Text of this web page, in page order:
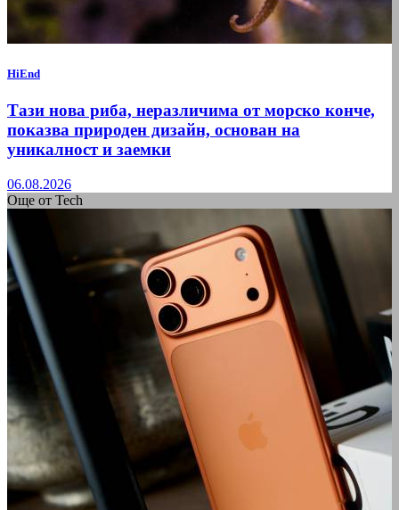
HiEnd
Тази нова риба, неразличима от морско конче,
показва природен дизайн, основан на
уникалност и заемки
06.08.2026
Още от Tech